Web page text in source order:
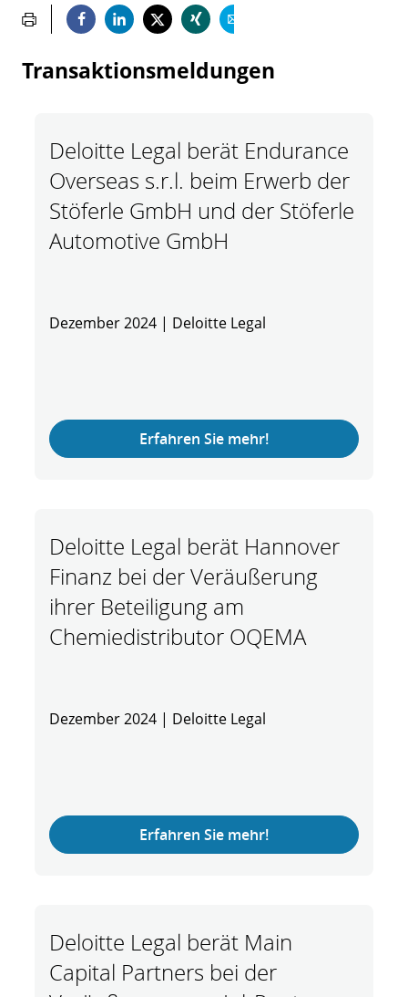
Transaktionsmeldungen
Deloitte Legal berät Endurance
Overseas s.r.l. beim Erwerb der
Stöferle GmbH und der Stöferle
Automotive GmbH
Dezember 2024 | Deloitte Legal
Erfahren Sie mehr!
Deloitte Legal berät Hannover
Finanz bei der Veräußerung
ihrer Beteiligung am
Chemiedistributor OQEMA
Dezember 2024 | Deloitte Legal
Erfahren Sie mehr!
Deloitte Legal berät Main
Capital Partners bei der